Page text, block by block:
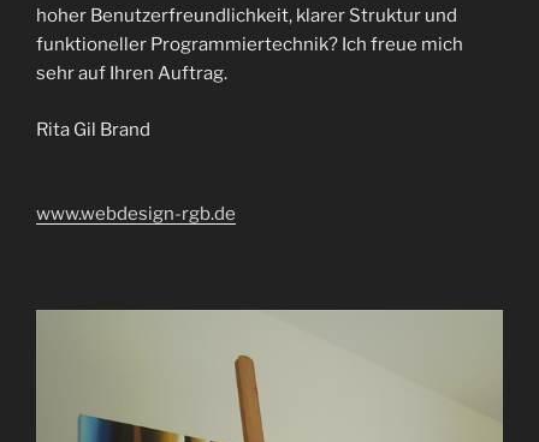
hoher Benutzerfreundlichkeit, klarer Struktur und
funktioneller Programmiertechnik? Ich freue mich
sehr auf Ihren Auftrag.
Rita Gil Brand
www.webdesign-rgb.de